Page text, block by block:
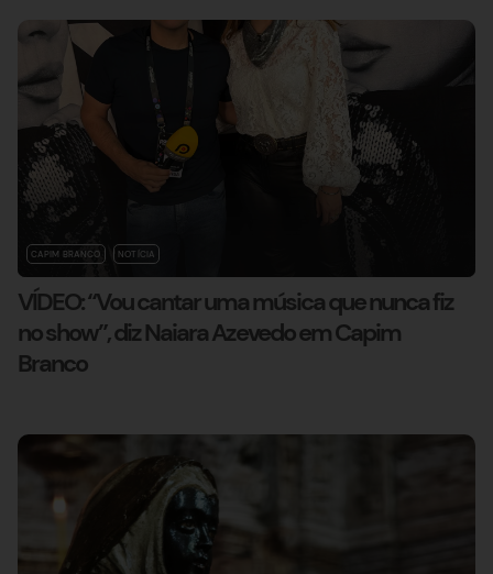
CAPIM BRANCO NOTÍCIA
VÍDEO: “Vou cantar uma música que nunca fiz
no show”, diz Naiara Azevedo em Capim
Branco